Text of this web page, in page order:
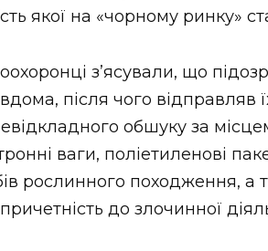
якої на «чорному ринку»
з’ясували, що
після чого відправляв
обшуку за
ваги, поліетиленові
рослинного походження, а
до злочинної